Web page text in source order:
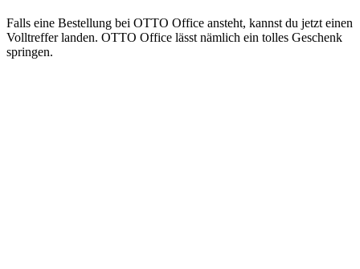
Falls eine Bestellung bei OTTO Office ansteht, kannst du jetzt einen
Volltreffer landen. OTTO Office lässt nämlich ein tolles Geschenk
springen.